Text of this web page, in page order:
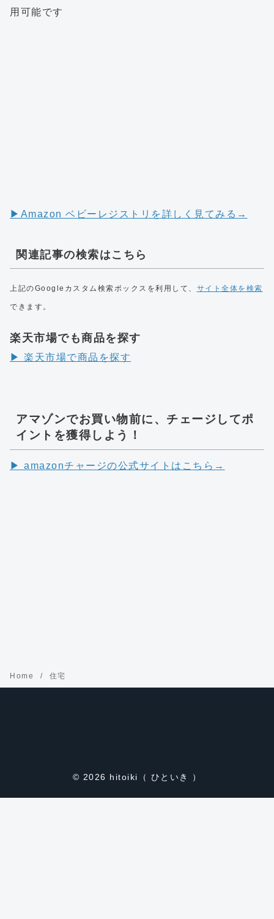
用可能です
▶︎Amazon ベビーレジストリを詳しく見てみる→
関連記事の検索はこちら
上記のGoogleカスタム検索ボックスを利用して、 サイト全体を検索
できます。
楽天市場でも商品を探す
▶︎ 楽天市場で商品を探す
アマゾンでお買い物前に、チェージしてポ
イントを獲得しよう！
▶︎ amazonチャージの公式サイトはこちら→
Home 住宅
© 2026 hitoiki（ ひといき ）